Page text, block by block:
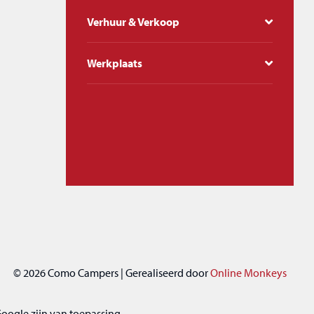
Verhuur & Verkoop
Werkplaats
© 2026 Como Campers | Gerealiseerd doorOnline Monkeys